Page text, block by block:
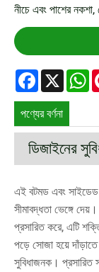
নীচে এবং পাশের
Facebook
X
পণ্যের বর্ণনা
ডিজাইনের
এই বটমড এবং সাইডেড
সীমাবদ্ধতা ভেঙ্গে
প্রসারিত করে, এটি
পড়ে সোজা হয়ে
সুবিধাজনক। প্রসারিত